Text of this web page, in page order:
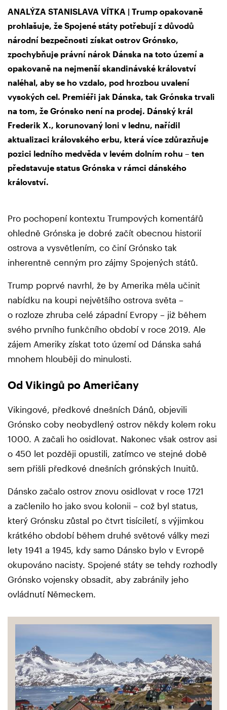
ANALÝZA STANISLAVA VÍTKA | Trump opakovaně
prohlašuje, že Spojené státy potřebují z důvodů
národní bezpečnosti získat ostrov Grónsko,
zpochybňuje právní nárok Dánska na toto území a
opakovaně na nejmenší skandinávské království
naléhal, aby se ho vzdalo, pod hrozbou uvalení
vysokých cel. Premiéři jak Dánska, tak Grónska trvali
na tom, že Grónsko není na prodej. Dánský král
Frederik X., korunovaný loni v lednu, nařídil
aktualizaci královského erbu, která více zdůrazňuje
pozici ledního medvěda v levém dolním rohu – ten
představuje status Grónska v rámci dánského
království.
Pro pochopení kontextu Trumpových komentářů
ohledně Grónska je dobré začít obecnou historií
ostrova a vysvětlením, co činí Grónsko tak
inherentně cenným pro zájmy Spojených států.
Trump poprvé navrhl, že by Amerika měla učinit
nabídku na koupi největšího ostrova světa –
o rozloze zhruba celé západní Evropy – již během
svého prvního funkčního období v roce 2019. Ale
zájem Ameriky získat toto území od Dánska sahá
mnohem hlouběji do minulosti.
Od Vikingů po Američany
Vikingové, předkové dnešních Dánů, objevili
Grónsko coby neobydlený ostrov někdy kolem roku
1000. A začali ho osidlovat. Nakonec však ostrov asi
o 450 let později opustili, zatímco ve stejné době
sem přišli předkové dnešních grónských Inuitů.
Dánsko začalo ostrov znovu osidlovat v roce 1721
a začlenilo ho jako svou kolonii – což byl status,
který Grónsku zůstal po čtvrt tisíciletí, s výjimkou
krátkého období během druhé světové války mezi
lety 1941 a 1945, kdy samo Dánsko bylo v Evropě
okupováno nacisty. Spojené státy se tehdy rozhodly
Grónsko vojensky obsadit, aby zabránily jeho
ovládnutí Německem.